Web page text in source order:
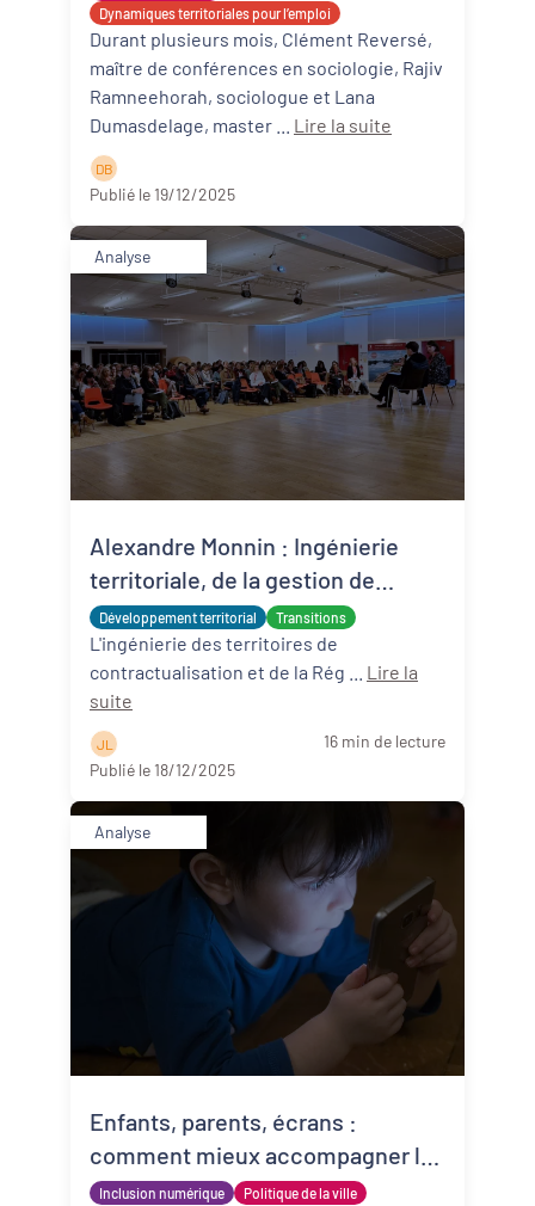
Dynamiques territoriales pour l’emploi
et Sainte-Foy-la-Grande
Durant plusieurs mois, Clément Reversé,
maître de conférences en sociologie, Rajiv
Ramneehorah, sociologue et Lana
Lire la suite
D B
Publié le 19/12/2025
Analyse
Développement territorial Transitions
Alexandre Monnin : Ingénierie
territoriale, de la gestion de
projets à la redirection écologique
L'ingénierie des territoires de
Lire la
suite
J L
16 min de lecture
Publié le 18/12/2025
Analyse
Inclusion numérique Politique de la ville
Enfants, parents, écrans :
comment mieux accompagner les
familles face aux usages du